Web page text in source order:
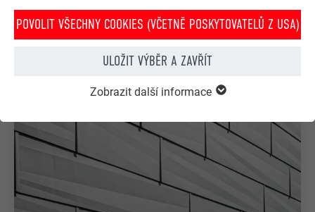
POVOLIT VŠECHNY COOKIES (VČETNĚ POSKYTOVATELŮ Z USA)
ULOŽIT VÝBĚR A ZAVŘÍT
Zobrazit další informace
menších fasádních ploch a detailů. Štíty, komíny nebo
arkýře lze pokrýt esteticky s důrazem na detail – stejně
jako celou fasádní plochu.